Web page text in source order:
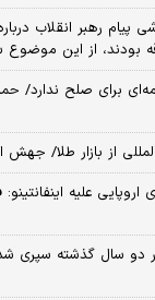
پیام رهبر انقلاب
بودند، از این موضوع
برای صلح
از بازار طلا/ جهش
علیه
در دو سال گذشته